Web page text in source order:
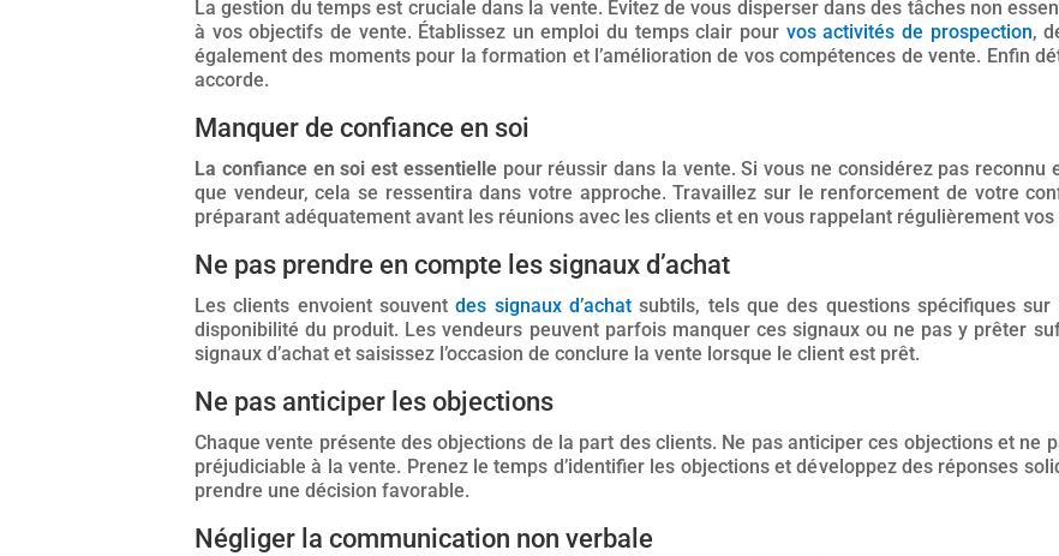
La gestion du temps est cruciale dans la vente. Évitez de vous disperser dans des tâches non
à vos objectifs de vente. Établissez un emploi du temps clair pour vos activités de prospection,
également des moments pour la formation et l’amélioration de vos compétences de vente. Enfin
accorde.
Manquer de confiance en soi
La confiance en soi est essentiellepour réussir dans la vente. Si vous ne considérez pas reconnu
que vendeur, cela se ressentira dans votre approche. Travaillez sur le renforcement de votre
préparant adéquatement avant les réunions avec les clients et en vous rappelant régulièrement
Ne pas prendre en compte les signaux d’achat
Les clients envoient souventdes signaux d’achat subtils, tels que des questions spécifiques
disponibilité du produit. Les vendeurs peuvent parfois manquer ces signaux ou ne pas y prêter
signaux d’achat et saisissez l’occasion de conclure la vente lorsque le client est prêt.
Ne pas anticiper les objections
Chaque vente présente des objections de la part des clients. Ne pas anticiper ces objections et ne
préjudiciable à la vente. Prenez le temps d’identifier les objections et développez des réponses
prendre une décision favorable.
Négliger la communication non verbale